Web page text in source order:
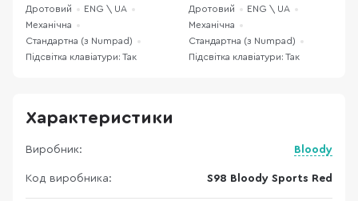
Дротовий
ENG \ UA
Механічна
Стандартна (з Numpad)
Підсвітка клавіатури: Так
Дротовий
ENG \ UA
Механічна
Стандартна (з Numpad)
Підсвітка клавіатури: Так
Характеристики
Виробник: Bloody
Код виробника: S98 Bloody Sports Red